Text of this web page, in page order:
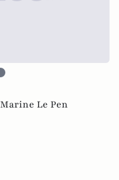
Marine Le Pen